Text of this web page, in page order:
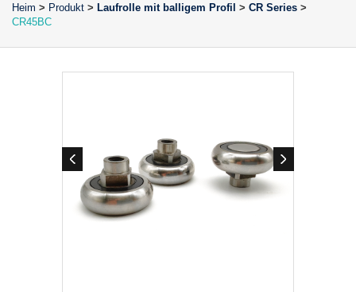
Heim > Produkt > Laufrolle mit balligem Profil > CR Series >
CR45BC